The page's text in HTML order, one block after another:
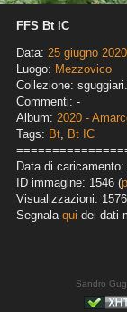
FFS Bt IC
Data: 25 giugno 2020
Luogo: Mezzovico
Collezione:
Commenti: -
Album: 2020 -
Tags: Bt, Bt IC
Data di
ID immagine: 1546 (
Visualizzazioni: 1576
Segnala qui dei dati
Sandro